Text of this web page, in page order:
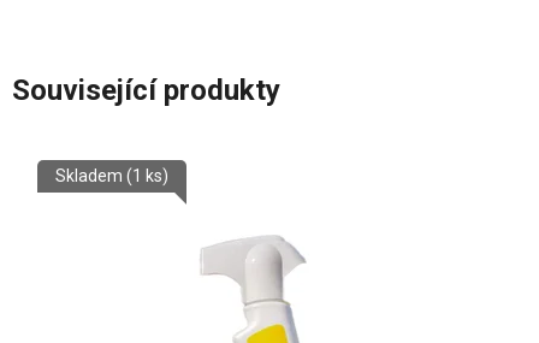
Související produkty
Skladem (1 ks)